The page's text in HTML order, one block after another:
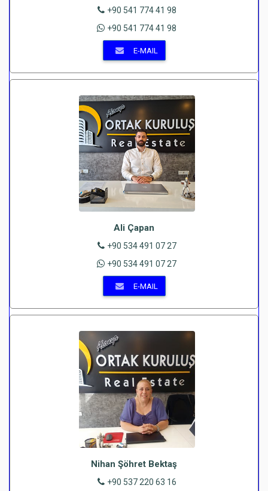
+90 541 774 41 98
+90 541 774 41 98
E-MAIL
Ali Çapan
+90 534 491 07 27
+90 534 491 07 27
E-MAIL
Nihan Şöhret Bektaş
+90 537 220 63 16